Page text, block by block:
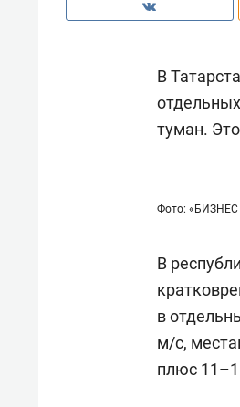
В
туман.
Фото: «БИЗНЕС
В
в
м/с,
плюс